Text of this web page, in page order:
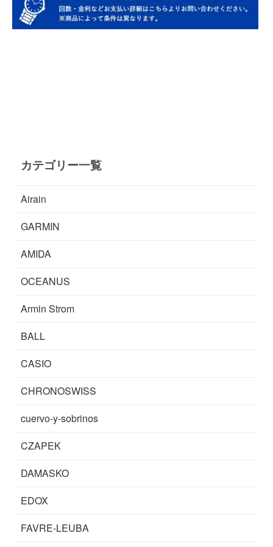
カテゴリー一覧
Airain
GARMIN
AMIDA
OCEANUS
Armin Strom
BALL
CASIO
CHRONOSWISS
cuervo-y-sobrinos
CZAPEK
DAMASKO
EDOX
FAVRE-LEUBA